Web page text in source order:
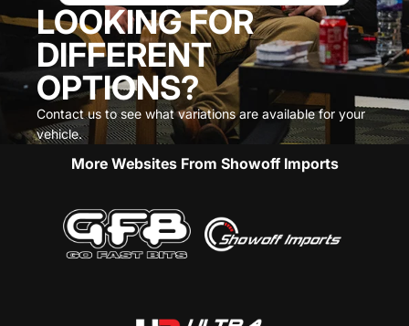
LOOKING FOR
DIFFERENT
OPTIONS?
Contact us to see what variations are available for your
vehicle.
More Websites From Showoff Imports